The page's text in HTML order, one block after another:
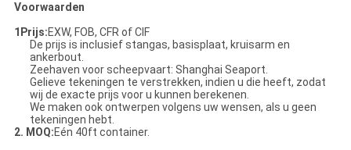
Voorwaarden
1Prijs:EXW, FOB, CFR of CIF
De prijs is inclusief stangas, basisplaat, kruisarm en
ankerbout.
Zeehaven voor scheepvaart: Shanghai Seaport.
Gelieve tekeningen te verstrekken, indien u die heeft, zodat
wij de exacte prijs voor u kunnen berekenen.
We maken ook ontwerpen volgens uw wensen, als u geen
tekeningen hebt.
2. MOQ:Eén 40ft container.